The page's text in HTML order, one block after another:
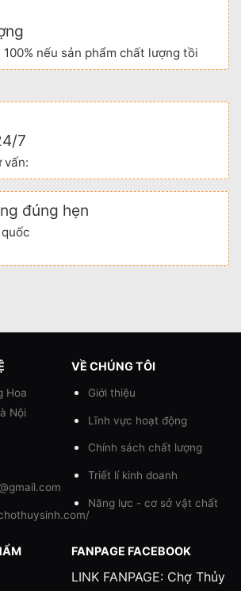
nếu sản phẩm chất lượng tồi
7
vấn:
đúng hẹn
Hoa
Nội
VỀ CHÚNG TÔI
Giới thiệu
Lĩnh vực hoạt động
Chính sách chất lượng
Triết lí kinh doanh
Năng lực - cơ sở vật chất
FANPAGE FACEBOOK
LINK FANPAGE: Chợ Thủy